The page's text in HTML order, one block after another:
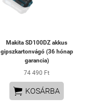
Makita SD100DZ akkus
gipszkartonvágó (36 hónap
garancia)
74 490 Ft
 KOSÁRBA